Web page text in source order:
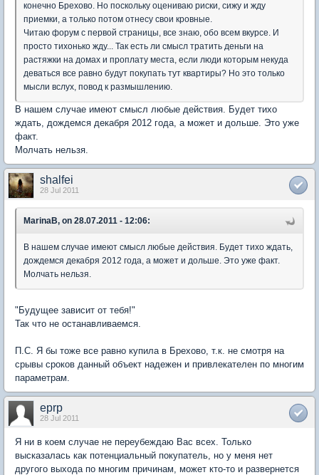
конечно Брехово. Но поскольку оцениваю риски, сижу и жду
приемки, а только потом отнесу свои кровные.
Читаю форум с первой страницы, все знаю, обо всем вкурсе. И
просто тихонько жду... Так есть ли смысл тратить деньги на
растяжки на домах и проплату места, если люди которым некуда
деваться все равно будут покупать тут квартиры? Но это только
мысли вслух, повод к размышлению.
В нашем случае имеют смысл любые действия. Будет тихо
ждать, дождемся декабря 2012 года, а может и дольше. Это уже
факт.
Молчать нельзя.
shalfei
28 Jul 2011
MarinaB, on 28.07.2011 - 12:06:
В нашем случае имеют смысл любые действия. Будет тихо ждать,
дождемся декабря 2012 года, а может и дольше. Это уже факт.
Молчать нельзя.
"Будущее зависит от тебя!"
Так что не останавливаемся.
П.С. Я бы тоже все равно купила в Брехово, т.к. не смотря на
срывы сроков данный объект надежен и привлекателен по многим
параметрам.
eprp
28 Jul 2011
Я ни в коем случае не переубеждаю Вас всех. Только
высказалась как потенциальный покупатель, но у меня нет
другого выхода по многим причинам, может кто-то и развернется